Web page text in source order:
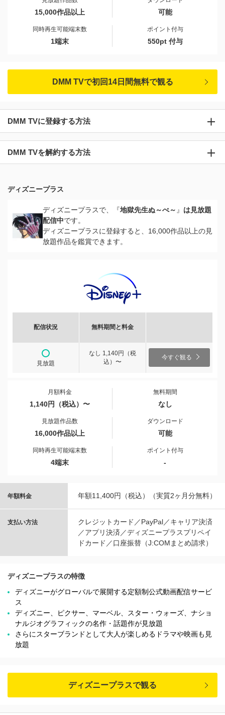
15,000作品以上 可能
同時再生可能端末数
1端末
ポイント付与
550pt 付与
DMM TVで初回14日間無料で観る
DMM TVに登録する方法
DMM TVを解約する方法
ディズニープラス
ディズニープラスで、『地獄先生ぬ～べ～ 』 は見放題
配信中です。
ディズニープラスに登録すると、16,000作品以上の見
放題作品を鑑賞できます。
配信状況 無料期間と料金
見放題
なし 1,140円（税
込）〜
今すぐ観る
月額料金
1,140円（税込）〜
無料期間
なし
見放題作品数
16,000作品以上
ダウンロード
可能
同時再生可能端末数
4端末
ポイント付与
-
年額料金 年額11,400円（税込）（実質2ヶ月分無料）
支払い方法
クレジットカード／PayPal／キャリア決済
／アプリ決済／ディズニープラスプリペイ
ドカード／口座振替（J:COMまとめ請求）
ディズニープラスの特徴
ディズニーがグローバルで展開する定額制公式動画配信サービ
ス
ディズニー、ピクサー、マーベル、スター・ウォーズ、ナショ
ナルジオグラフィックの名作・話題作が見放題
さらにスターブランドとして大人が楽しめるドラマや映画も見
放題
ディズニープラスで観る